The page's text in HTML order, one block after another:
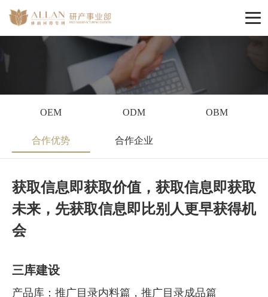
OEM ODM OBM
合作优势 合作企业
获取信息即获取价值，获取信息即获取
未来，先获取信息即比别人更早获得机
会
三库建设
产品库：推广目录内料篇，推广目录成品篇